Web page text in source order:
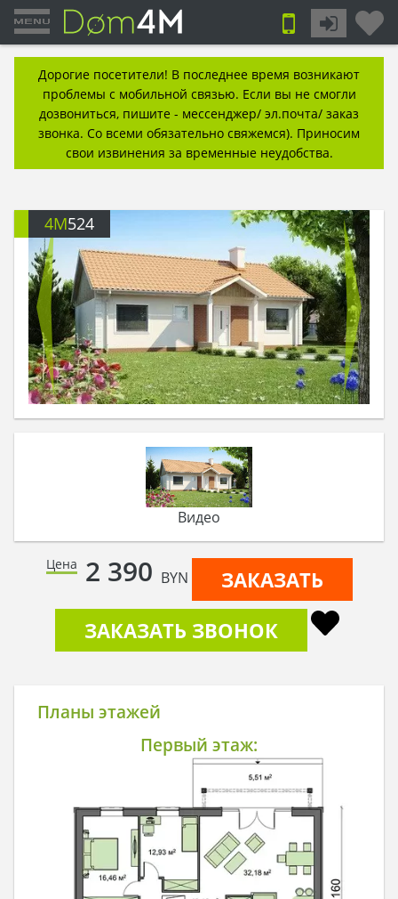
Дорогие посетители! В последнее время возникают
проблемы с мобильной связью. Если вы не смогли
дозвониться, пишите - мессенджер/ эл.почта/ заказ
звонка. Со всеми обязательно свяжемся). Приносим
свои извинения за временные неудобства.
4M524
Видео
Цена 2 390 BYN
ЗАКАЗАТЬ
ЗАКАЗАТЬ ЗВОНОК
Планы этажей
Первый этаж: